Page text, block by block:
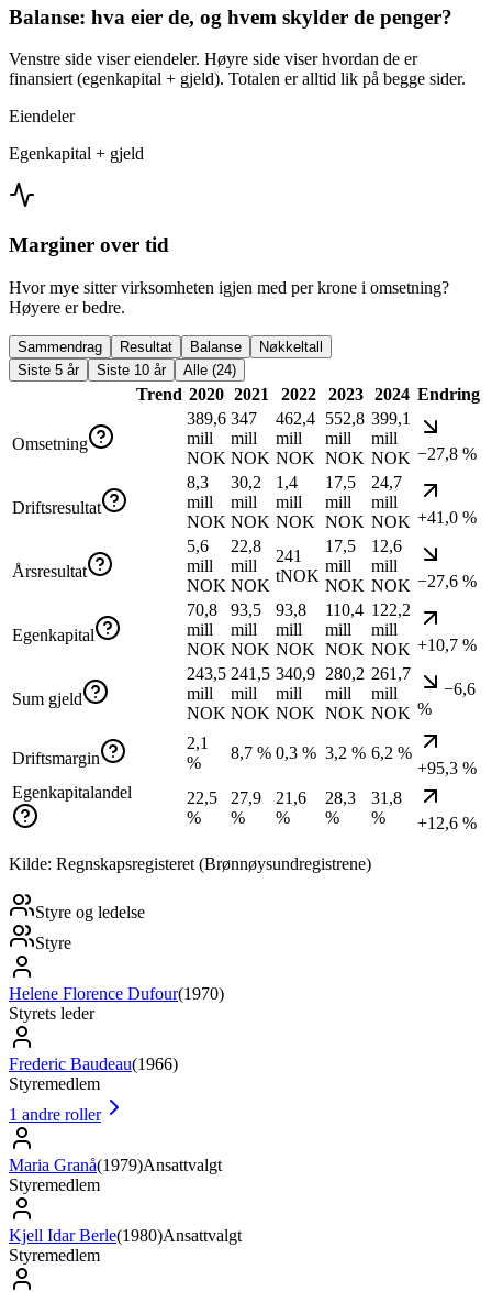
Balanse: hva eier de, og hvem skylder de penger?
Venstre side viser eiendeler. Høyre side viser hvordan de er
finansiert (egenkapital + gjeld). Totalen er alltid lik på begge sider.
Eiendeler
Egenkapital + gjeld
Marginer over tid
Hvor mye sitter virksomheten igjen med per krone i omsetning?
Høyere er bedre.
Sammendrag Resultat Balanse
Nøkkeltall
Siste 5 år
Siste 10 år Alle (24)
Trend 2020 2021 2022 2023 2024 Endring
Omsetning
389,6
mill
NOK
347
mill
NOK
462,4
mill
NOK
552,8
mill
NOK
399,1
mill
NOK −27,8 %
Driftsresultat
8,3
mill
NOK
30,2
mill
NOK
1,4
mill
NOK
17,5
mill
NOK
24,7
mill
NOK +41,0 %
Årsresultat
5,6
mill
NOK
22,8
mill
NOK
241
tNOK
17,5
mill
NOK
12,6
mill
NOK −27,6 %
Egenkapital
70,8
mill
NOK
93,5
mill
NOK
93,8
mill
NOK
110,4
mill
NOK
122,2
mill
NOK +10,7 %
Sum gjeld
243,5
mill
NOK
241,5
mill
NOK
340,9
mill
NOK
280,2
mill
NOK
261,7
mill
NOK
−6,6
%
Driftsmargin
2,1
%
8,7 % 0,3 % 3,2 % 6,2 %
+95,3 %
Egenkapitalandel
22,5
%
27,9
%
21,6
%
28,3
%
31,8
%
+12,6 %
Kilde: Regnskapsregisteret (Brønnøysundregistrene)
Styre og ledelse
Styre
Helene Florence Dufour(1970)
Styrets leder
Frederic Baudeau(1966)
Styremedlem
1 andre roller
Maria Granå(1979)Ansattvalgt
Styremedlem
Kjell Idar Berle(1980)Ansattvalgt
Styremedlem